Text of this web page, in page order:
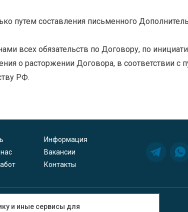
путем составления письменного
всех обязательств по Договору, по
о расторжении Договора, в соответствии с
РФ.
Информация
Вакансии
Контакты
Дент Студия Доктора Бычкова
и иные сервисы для